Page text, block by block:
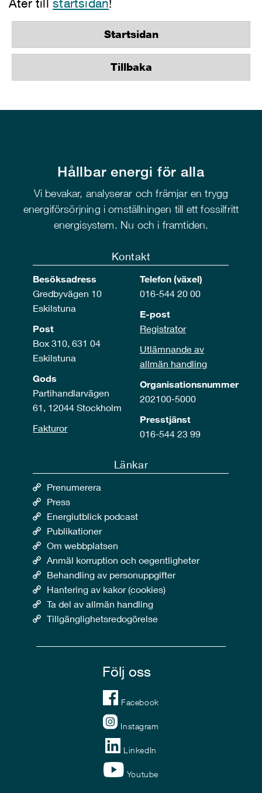
Åter tillstartsidan!
Startsidan
Tillbaka
Hållbar energi för alla
Vi bevakar, analyserar och främjar en trygg
energiförsörjning i omställningen till ett fossilfritt
energisystem. Nu och i framtiden.
Kontakt
Besöksadress
Gredbyvägen 10
Eskilstuna
Post
Box 310, 631 04
Eskilstuna
Gods
Partihandlarvägen
61, 12044 Stockholm
Fakturor
Telefon (växel)
016-544 20 00
E-post
Registrator
Utlämnande av
allmän handling
Organisationsnummer
202100-5000
Presstjänst
016-544 23 99
Länkar
Prenumerera
Press
Energiutblick podcast
Publikationer
Om webbplatsen
Anmäl korruption och oegentligheter
Behandling av personuppgifter
Hantering av kakor (cookies)
Ta del av allmän handling
Tillgänglighetsredogörelse
Följ oss
Facebook
Instagram
LinkedIn
Youtube